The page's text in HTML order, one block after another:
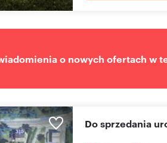
o nowych ofertach w
Do sprzedania